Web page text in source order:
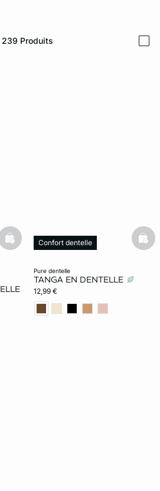
239 Produits
basketfull
pure dentelle
TANGA EN DENTELLE
12,99 €
Confort dentelle